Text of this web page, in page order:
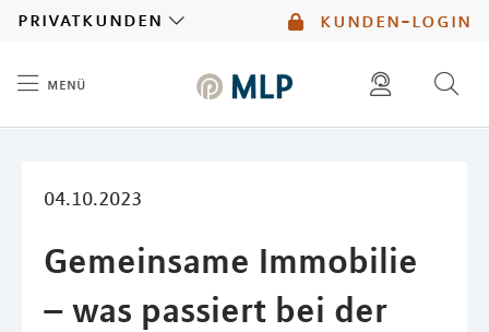
kunden-login
privatkunden
menü
04.10.2023
Gemeinsame Immobilie
– was passiert bei der